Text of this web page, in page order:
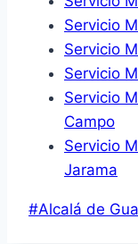
Servicio
Servicio
Servicio
Servicio
Campo
Servicio
Jarama
Etiquetas
#Alcalá de